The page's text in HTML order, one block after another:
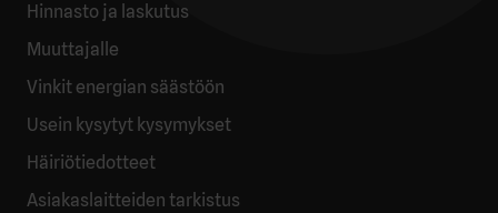
Hinnasto ja laskutus
Muuttajalle
Vinkit energian säästöön
Usein kysytyt kysymykset
Häiriötiedotteet
Asiakaslaitteiden tarkistus